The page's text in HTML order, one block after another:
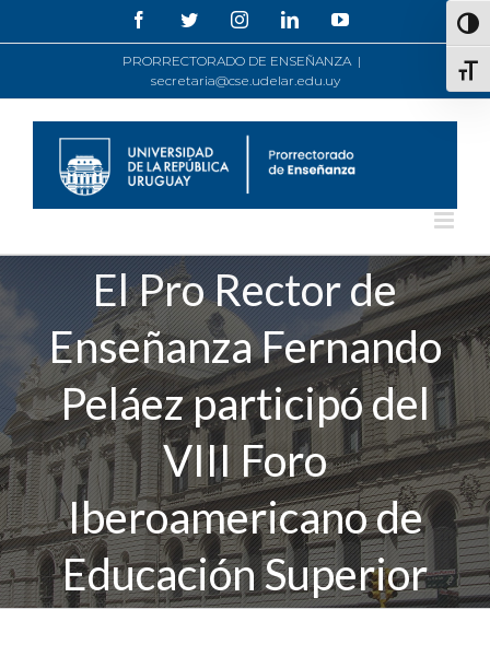
FacebookTwitterInstagramLinkedInYouTube
PRORRECTORADO DE ENSEÑANZA |
secretaria@cse.udelar.edu.uy
El Pro Rector de
Enseñanza Fernando
Peláez participó del
VIII Foro
Iberoamericano de
Educación Superior